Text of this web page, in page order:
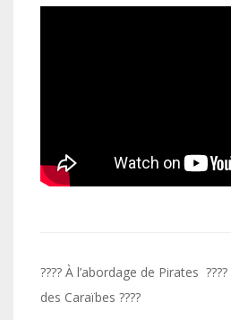
Navigation
de
???? À l’abordage de Pirates
des Caraïbes ????